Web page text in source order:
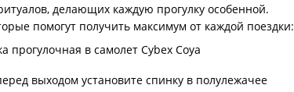
делающих каждую прогулку особенной.
помогут получить максимум от каждой поездки:
выходом установите спинку в полулежачее